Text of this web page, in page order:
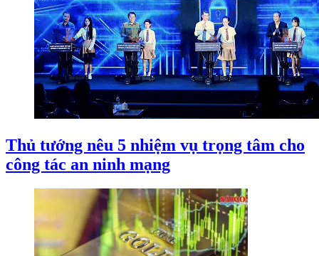
Thủ tướng nêu 5 nhiệm vụ trọng tâm cho
công tác an ninh mạng